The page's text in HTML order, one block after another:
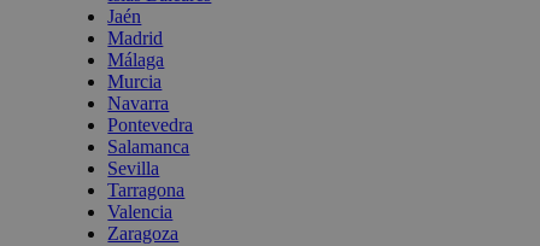
Jaén
Madrid
Málaga
Murcia
Navarra
Pontevedra
Salamanca
Sevilla
Tarragona
Valencia
Zaragoza